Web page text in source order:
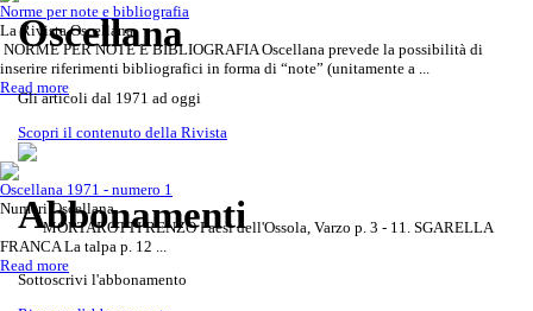
Oscellana
Gli articoli dal 1971 ad oggi
Scopri il contenuto della Rivista
Abbonamenti
Sottoscrivi l'abbonamento
Norme per note e bibliografia
La Rivista Oscellana
NORME PER NOTE E BIBLIOGRAFIA Oscellana prevede la possibilità di
inserire riferimenti bibliografici in forma di “note” (unitamente a ...
Read more
Oscellana 1971 - numero 1
Numeri Oscellana
MORTAROTTI RENZO Paesi dell'Ossola, Varzo p. 3 - 11. SGARELLA
FRANCA La talpa p. 12 ...
Read more